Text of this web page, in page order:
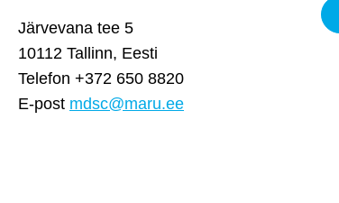
Järvevana tee 5
10112 Tallinn, Eesti
Telefon +372 650 8820
E-post mdsc@maru.ee